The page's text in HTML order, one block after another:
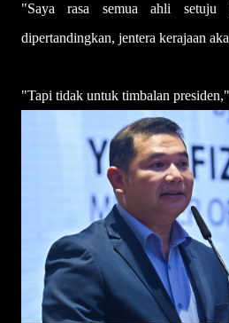
"Saya rasa semua ahli setuju
dipertandingkan, jentera kerajaan
"Tapi tidak untuk timbalan